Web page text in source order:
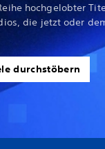
hochgelobter
die jetzt oder
durchstöbern